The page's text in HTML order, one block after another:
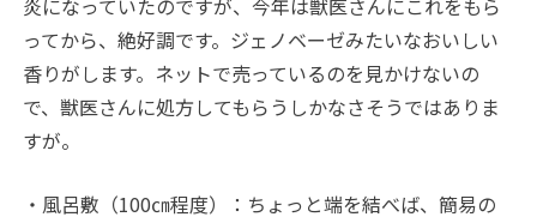
炎になっていたのですが、今年は獣医さんにこれをもら
ってから、絶好調です。ジェノベーゼみたいなおいしい
香りがします。ネットで売っているのを見かけないの
で、獣医さんに処方してもらうしかなさそうではありま
すが。
・風呂敷（100㎝程度）：ちょっと端を結べば、簡易の